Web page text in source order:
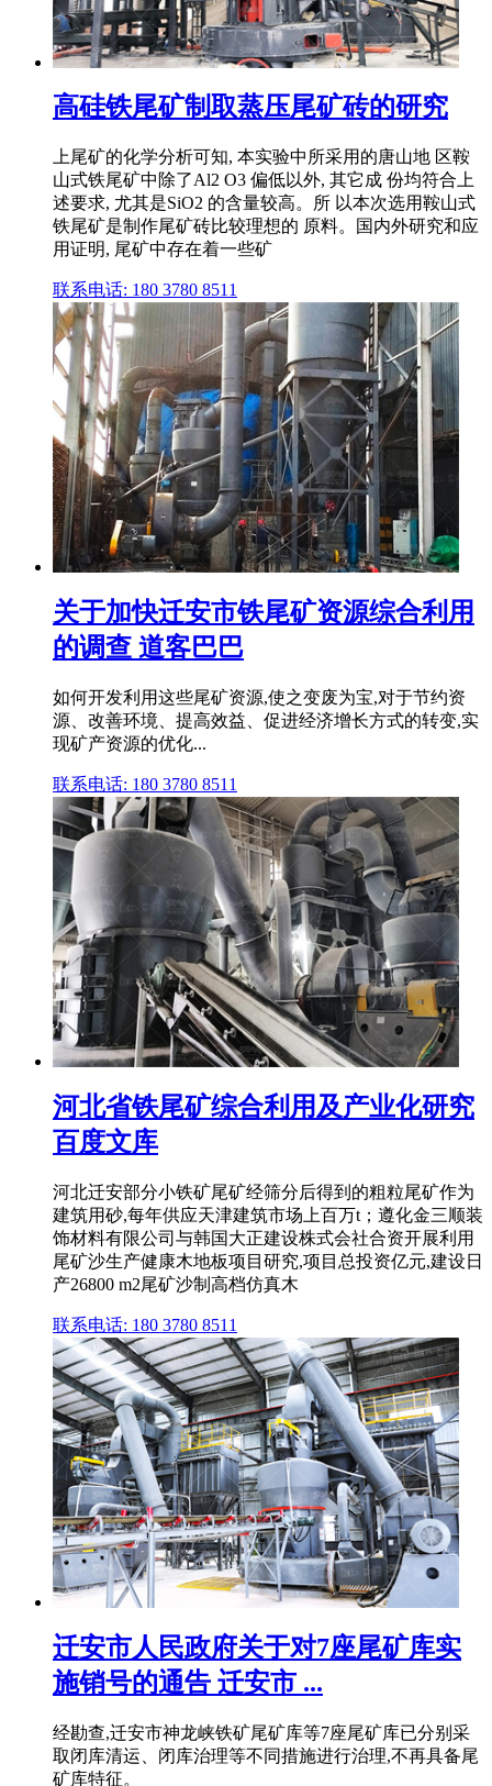
高硅铁尾矿制取蒸压尾矿砖的研究
上尾矿的化学分析可知, 本实验中所采用的唐山地 区鞍
山式铁尾矿中除了Al2 O3 偏低以外, 其它成 份均符合上
述要求, 尤其是SiO2 的含量较高。所 以本次选用鞍山式
铁尾矿是制作尾矿砖比较理想的 原料。国内外研究和应
用证明, 尾矿中存在着一些矿
联系电话: 180 3780 8511
关于加快迁安市铁尾矿资源综合利用
的调查 道客巴巴
如何开发利用这些尾矿资源,使之变废为宝,对于节约资
源、改善环境、提高效益、促进经济增长方式的转变,实
现矿产资源的优化...
联系电话: 180 3780 8511
河北省铁尾矿综合利用及产业化研究
百度文库
河北迁安部分小铁矿尾矿经筛分后得到的粗粒尾矿作为
建筑用砂,每年供应天津建筑市场上百万t；遵化金三顺装
饰材料有限公司与韩国大正建设株式会社合资开展利用
尾矿沙生产健康木地板项目研究,项目总投资亿元,建设日
产26800 m2尾矿沙制高档仿真木
联系电话: 180 3780 8511
迁安市人民政府关于对7座尾矿库实
施销号的通告 迁安市 ...
经勘查,迁安市神龙峡铁矿尾矿库等7座尾矿库已分别采
取闭库清运、闭库治理等不同措施进行治理,不再具备尾
矿库特征。